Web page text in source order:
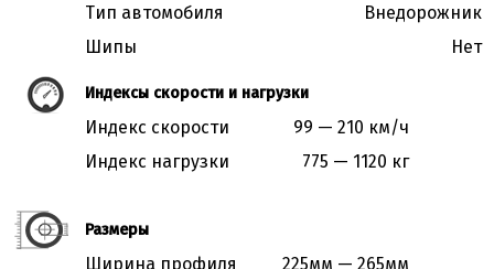
Тип автомобиля
Внедорожник
Шипы
Нет
Индексы скорости и нагрузки
Индекс скорости
99 — 210 км/ч
Индекс нагрузки
775 — 1120 кг
Размеры
Ширина профиля
225мм — 265мм